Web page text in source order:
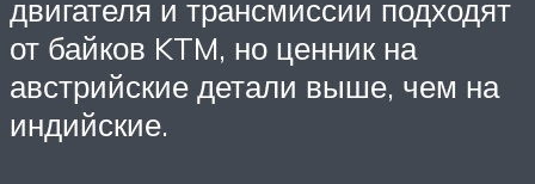
двигателя и трансмиссии подходят
от байков KTM, но ценник на
австрийские детали выше, чем на
индийские.